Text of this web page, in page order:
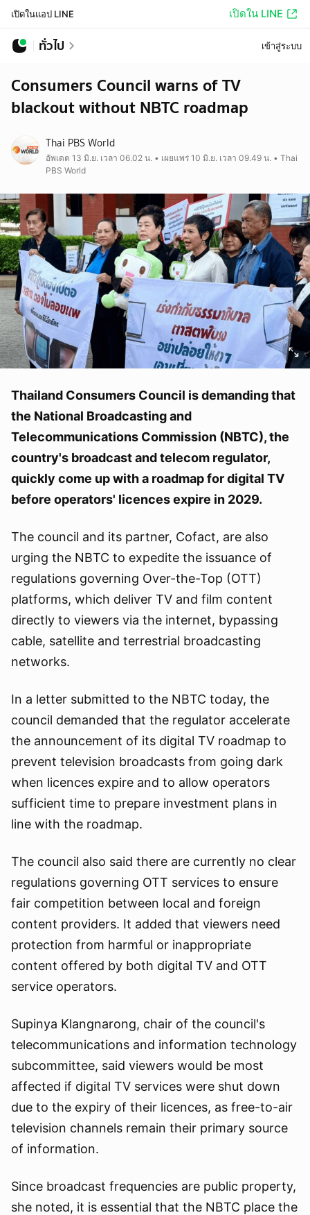
เปิดในแอป LINE เปิดใน LINE
ทั่วไป เข้าสู่ระบบ
Consumers Council warns of TV
blackout without NBTC roadmap
Thai PBS World
อัพเดต 13 มิ.ย. เวลา 06.02 น. • เผยแพร่ 10 มิ.ย. เวลา 09.49 น. • Thai
PBS World
Thailand Consumers Council is demanding that
the National Broadcasting and
Telecommunications Commission (NBTC), the
country's broadcast and telecom regulator,
quickly come up with a roadmap for digital TV
before operators' licences expire in 2029.
The council and its partner, Cofact, are also
urging the NBTC to expedite the issuance of
regulations governing Over-the-Top (OTT)
platforms, which deliver TV and film content
directly to viewers via the internet, bypassing
cable, satellite and terrestrial broadcasting
networks.
In a letter submitted to the NBTC today, the
council demanded that the regulator accelerate
the announcement of its digital TV roadmap to
prevent television broadcasts from going dark
when licences expire and to allow operators
sufficient time to prepare investment plans in
line with the roadmap.
The council also said there are currently no clear
regulations governing OTT services to ensure
fair competition between local and foreign
content providers. It added that viewers need
protection from harmful or inappropriate
content offered by both digital TV and OTT
service operators.
Supinya Klangnarong, chair of the council's
telecommunications and information technology
subcommittee, said viewers would be most
affected if digital TV services were shut down
due to the expiry of their licences, as free-to-air
television channels remain their primary source
of information.
Since broadcast frequencies are public property,
she noted, it is essential that the NBTC place the